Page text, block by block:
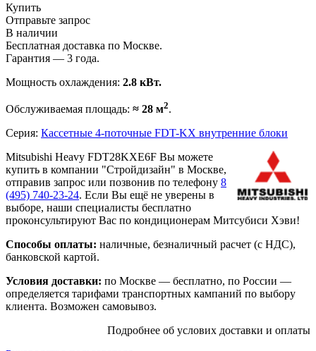
Купить
Отправьте запрос
В наличии
Бесплатная доставка по Москве.
Гарантия — 3 года.
Мощность охлаждения: 2.8 кВт.
Обслуживаемая площадь: ≈ 28 м2.
Серия: Кассетные 4-поточные FDT-KX внутренние блоки
Mitsubishi Heavy FDT28KXE6F Вы можете
купить в компании "Стройдизайн" в Москве,
отправив запрос или позвонив по телефону 8
(495) 740-23-24. Если Вы ещё не уверены в
выборе, наши специалисты бесплатно
проконсультируют Вас по кондиционерам Митсубиси Хэви!
Способы оплаты: наличные, безналичный расчет (с НДС),
банковской картой.
Условия доставки: по Москве — бесплатно, по России —
определяется тарифами транспортных кампаний по выбору
клиента. Возможен самовывоз.
Подробнее об услових доставки и оплаты